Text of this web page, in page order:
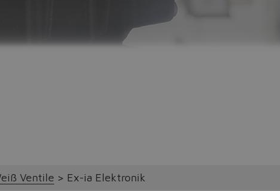
Ventile Ex-ia Elektronik